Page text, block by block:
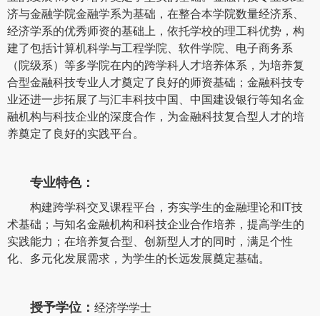
济与金融学院金融学系为基础，在整合本学院数量经济系、
经济学系的优秀师资的基础上，依托学校的理工科优势，构
建了包括计算机科学与工程学院、软件学院、电子商务系
（院级系）等多学院在内的跨学科人才培养体系，为培养复
合型金融科技专业人才奠定了良好的师资基础；金融科技专
业还进一步拓展了与汇丰科技中国、中国建设银行等知名金
融机构与科技企业的深度合作，为金融科技复合型人才的培
养奠定了良好的实践平台。
专业特色：
构建跨学科交叉课程平台，夯实学生的金融理论和IT技
术基础；与知名金融机构和科技企业合作培养，提高学生的
实践能力；在培养复合型、创新型人才的同时，满足个性
化、多元化发展需求，为学生的长远发展奠定基础。
授予学位： 经济学学士